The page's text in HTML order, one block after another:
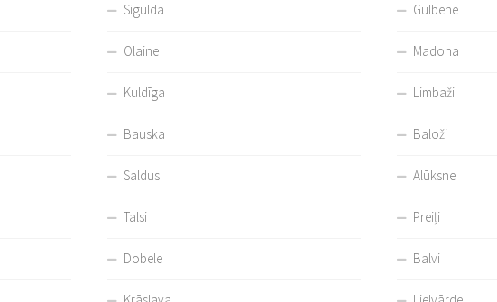
Sigulda
Olaine
Kuldīga
Bauska
Saldus
Talsi
Dobele
Gulbene
Madona
Limbaži
Baloži
Alūksne
Preiļi
Balvi